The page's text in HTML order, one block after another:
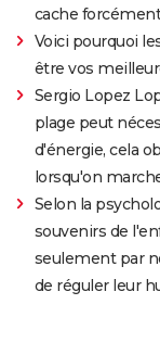
cache
Voici pourquoi
être vos
Sergio Lopez
plage peut
d'énergie, cela
lorsqu'on
Selon la
souvenirs de
seulement par
de réguler leur